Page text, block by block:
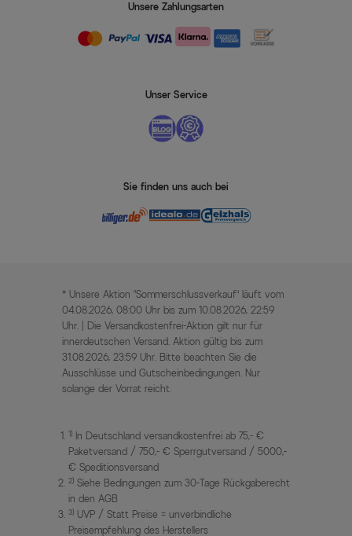
Unsere Zahlungsarten
Unser Service
Sie finden uns auch bei
* Unsere Aktion „Sommerschlussverkauf“ läuft vom
04.08.2026, 08:00 Uhr bis zum 10.08.2026, 22:59
Uhr. | Die Versandkostenfrei-Aktion gilt nur für
innerdeutschen Versand. Aktion gültig bis zum
31.08.2026, 23:59 Uhr. Bitte beachten Sie die
Ausschlüsse und Gutscheinbedingungen. Nur
solange der Vorrat reicht.
1) In Deutschland versandkostenfrei ab 75,- €
Paketversand / 750,- € Sperrgutversand / 5000,-
€ Speditionsversand
2) Siehe Bedingungen zum 30-Tage Rückgaberecht
in den AGB
3) UVP / Statt Preise = unverbindliche
Preisempfehlung des Herstellers